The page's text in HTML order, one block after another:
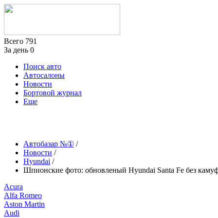
Всего 791
За день 0
Поиск авто
Автосалоны
Новости
Бортовой журнал
Еще
Автобазар №① /
Новости /
Hyundai /
Шпионские фото: обновленый Hyundai Santa Fe без
Acura
Alfa Romeo
Aston Martin
Audi